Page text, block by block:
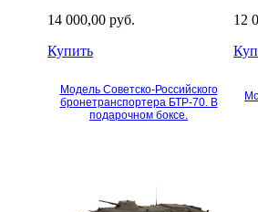
14 000,00 руб.
Купить
12
Модель Советско-Российского
бронетранспортера БТР-70. В
подарочном боксе.